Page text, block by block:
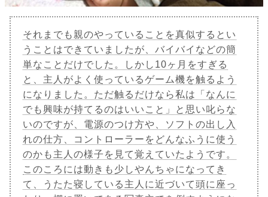
それまでも親のやっていることを真似するとい
うことはできていましたが、バイバイなどの簡
単なことだけでした。しかし10ヶ月をすぎる
と、主人がよく使っているゲーム機を触るよう
になりました。ただ触るだけなら私は「なんに
でも興味が持てるのはいいこと」と思い叱らな
いのですが、電源のつけ方や、ソフトの出し入
れの仕方、コントローラーをどんなふうに使う
のかも主人の様子を見て覚えていたようです。
このころには動きも少しやんちゃになってき
て、うたた寝している主人に近づいて頭に座っ